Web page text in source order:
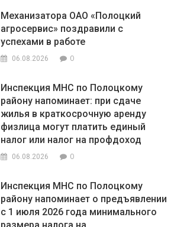
Механизатора ОАО «Полоцкий
агросервис» поздравили с
успехами в работе
06.08.2026 0
Инспекция МНС по Полоцкому
району напоминает: при сдаче
жилья в краткосрочную аренду
физлица могут платить единый
налог или налог на профдоход
06.08.2026 0
Инспекция МНС по Полоцкому
району напоминает о предъявлении
с 1 июля 2026 года минимального